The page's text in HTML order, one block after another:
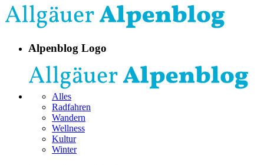
Alpenblog Logo
Alles
Radfahren
Wandern
Wellness
Kultur
Winter